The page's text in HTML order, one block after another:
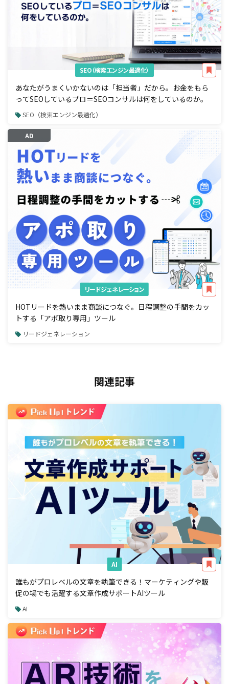
SEO（検索エンジン最適化）
あなたがうまくいかないのは「担当者」だから。お金をもら
ってSEOしているプロ＝SEOコンサルは何をしているのか。
SEO（検索エンジン最適化）
AD
リードジェネレーション
HOTリードを熱いまま商談につなぐ。日程調整の手間をカッ
トする「アポ取り専用」ツール
リードジェネレーション
関連記事
AI
誰もがプロレベルの文章を執筆できる！マーケティングや販
促の場でも活躍する文章作成サポートAIツール
AI